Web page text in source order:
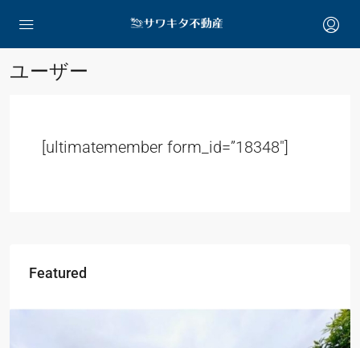
ユーザー
[ultimatemember form_id=”18348″]
Featured